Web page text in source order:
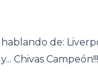
de:
Chivas